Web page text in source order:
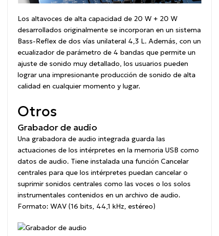
Los altavoces de alta capacidad de 20 W + 20 W
desarrollados originalmente se incorporan en un sistema
Bass-Reflex de dos vías unilateral 4,3 L. Además, con un
ecualizador de parámetro de 4 bandas que permite un
ajuste de sonido muy detallado, los usuarios pueden
lograr una impresionante producción de sonido de alta
calidad en cualquier momento y lugar.
Otros
Grabador de audio
Una grabadora de audio integrada guarda las
actuaciones de los intérpretes en la memoria USB como
datos de audio. Tiene instalada una función Cancelar
centrales para que los intérpretes puedan cancelar o
suprimir sonidos centrales como las voces o los solos
instrumentales contenidos en un archivo de audio.
Formato: WAV (16 bits, 44,1 kHz, estéreo)